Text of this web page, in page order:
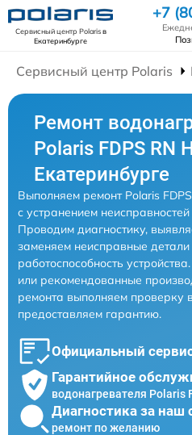
Сервисный центр Polarisв
Екатеринбурге
+7
Сервисный центр Polaris
Ремонт
Polaris FDPS RN
Екатеринбурге
Выполняем ремонт Polaris
с устранением
Проводим диагностику,
заменяем неисправные
работоспособность
или рекомендованные
ремонта выполняем проверку
предоставляем гарантию.
Официальный
Гарантийное
водонагревателя Polaris
Диагностика за наш
ремонт по желанию